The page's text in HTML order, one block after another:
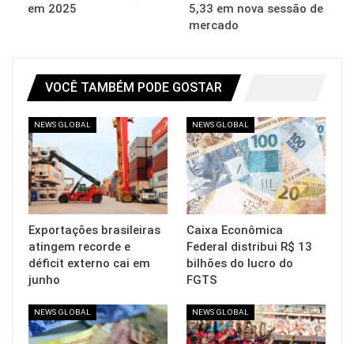
em 2025
5,33 em nova sessão de
mercado
VOCÊ TAMBÉM PODE GOSTAR
NEWS GLOBAL
Exportações brasileiras
atingem recorde e
déficit externo cai em
junho
NEWS GLOBAL
Caixa Econômica
Federal distribui R$ 13
bilhões do lucro do
FGTS
NEWS GLOBAL NEWS GLOBAL